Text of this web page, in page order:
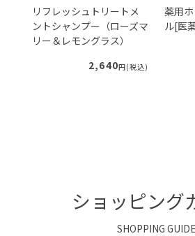
リフレッシュトリートメ
ントシャンプー（ローズマ
リー＆レモングラス）
2,640円(税込)
薬用
ル[医
ショッピング
SHOPPING GUIDE